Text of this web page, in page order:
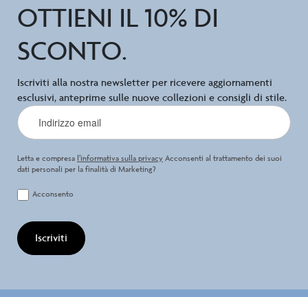
OTTIENI IL 10% DI
SCONTO.
Iscriviti alla nostra newsletter per ricevere aggiornamenti
esclusivi, anteprime sulle nuove collezioni e consigli di stile.
Letta e compresa l’informativa sulla privacy Acconsenti al trattamento dei suoi
dati personali per la finalità di Marketing?
Acconsento
Iscriviti